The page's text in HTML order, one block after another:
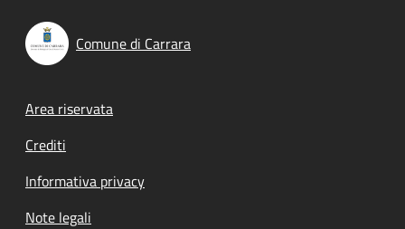
Comune di Carrara
Footer menu
Area riservata
Crediti
Informativa privacy
Note legali